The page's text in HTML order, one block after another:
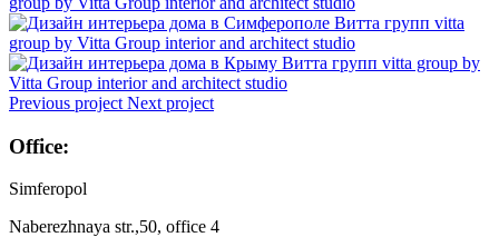
Previous project Next project
Office:
Simferopol
Naberezhnaya str.,50, office 4